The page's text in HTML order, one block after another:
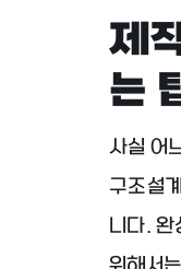
제
는
사실 어
구조설
니다. 완